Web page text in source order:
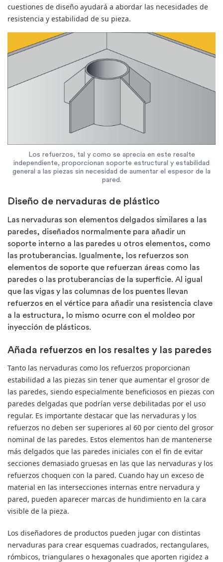
cuestiones de diseño ayudará a abordar las necesidades de
resistencia y estabilidad de su pieza.
Los refuerzos, tal y como se aprecia en este resalte
independiente, proporcionan soporte estructural y estabilidad
general a las piezas sin necesidad de aumentar el espesor de la
pared.
Diseño de nervaduras de plástico
Las nervaduras son elementos delgados similares a las
paredes, diseñados normalmente para añadir un
soporte interno a las paredes u otros elementos, como
las protuberancias. Igualmente, los refuerzos son
elementos de soporte que refuerzan áreas como las
paredes o las protuberancias de la superficie. Al igual
que las vigas y las columnas de los puentes llevan
refuerzos en el vértice para añadir una resistencia clave
a la estructura, lo mismo ocurre con el moldeo por
inyección de plásticos.
Añada refuerzos en los resaltes y las paredes
Tanto las nervaduras como los refuerzos proporcionan
estabilidad a las piezas sin tener que aumentar el grosor de
las paredes, siendo especialmente beneficiosos en piezas con
paredes delgadas que podrían verse debilitadas por el uso
regular. Es importante destacar que las nervaduras y los
refuerzos no deben ser superiores al 60 por ciento del grosor
nominal de las paredes. Estos elementos han de mantenerse
más delgados que las paredes iniciales con el fin de evitar
secciones demasiado gruesas en las que las nervaduras y los
refuerzos choquen con la pared. Cuando hay un exceso de
material en las intersecciones internas entre nervadura y
pared, pueden aparecer marcas de hundimiento en la cara
visible de la pieza.
Los diseñadores de productos pueden jugar con distintas
nervaduras para crear esquemas cuadrados, rectangulares,
rómbicos, triangulares o hexagonales que aporten rigidez a